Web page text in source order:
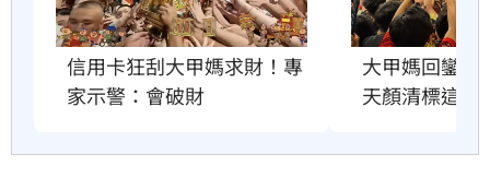
信用卡狂刮大甲媽求財！專
家示警：會破財
大甲媽回鑾安
天顏清標這樣